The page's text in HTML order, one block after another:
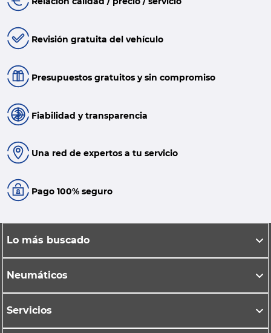
Revisión gratuita del vehículo
Presupuestos gratuitos y sin compromiso
Fiabilidad y transparencia
Una red de expertos a tu servicio
Pago 100% seguro
Lo más buscado
Neumáticos
Servicios